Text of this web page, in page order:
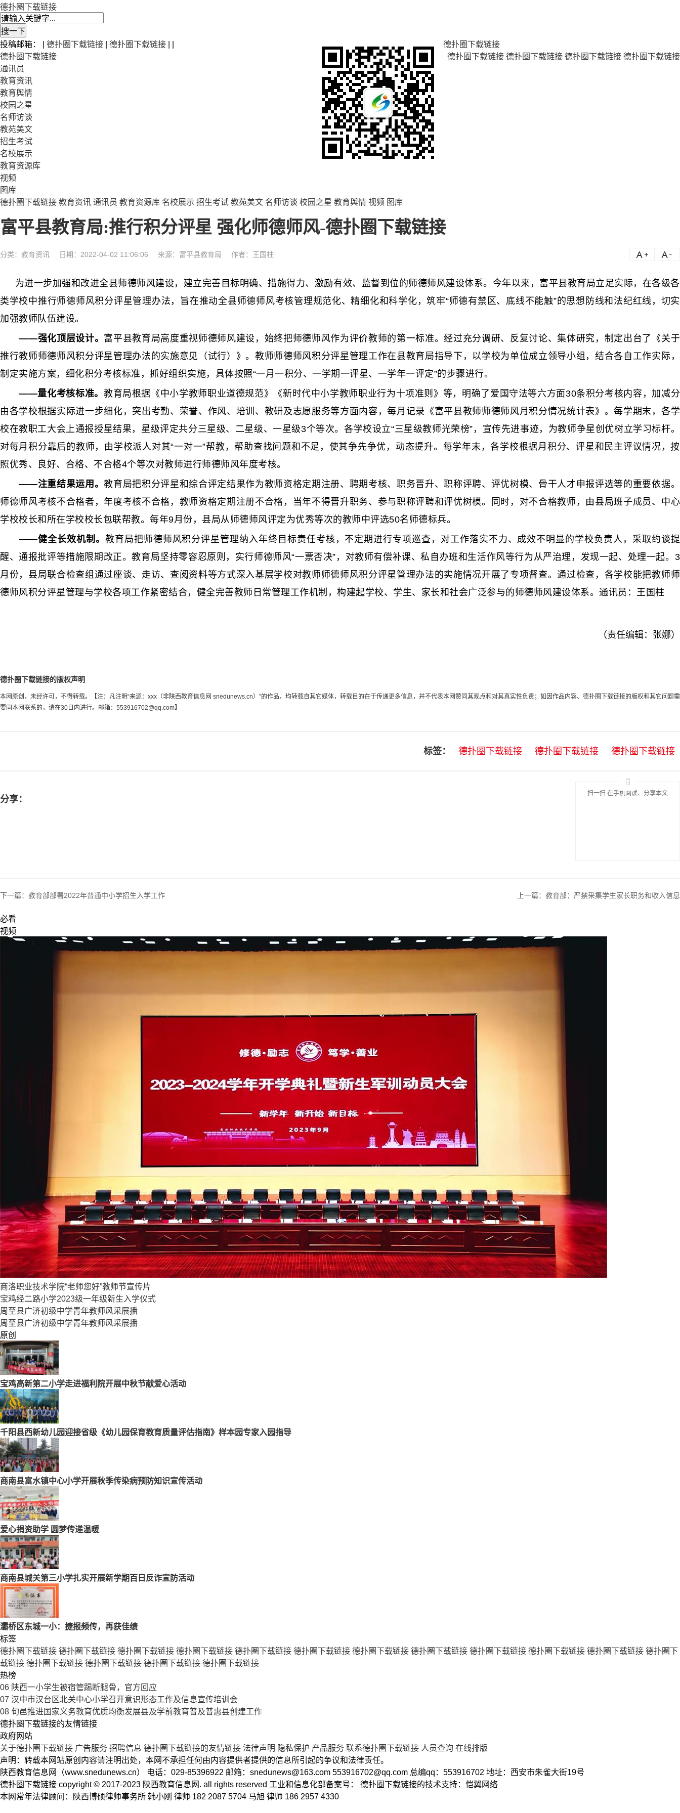
德扑圈下载链接
德扑圈下载链接
德扑圈下载链接 德扑圈下载链接 德扑圈下载链接 德扑圈下载链接
投稿邮箱： | 德扑圈下载链接 德扑圈下载链接
德扑圈下载链接
通讯员
教育资讯
教育舆情
校园之星
名师访谈
教苑美文
招生考试
名校展示
教育资源库
视频
图库
德扑圈下载链接 教育资讯 通讯员 教育资源库 名校展示 招生考试 教苑美文 名师访谈 校园之星 教育舆情 视频 图库
富平县教育局:推行积分评星 强化师德师风-德扑圈下载链接
分类： 教育资讯 日期：2022-04-02 11:06:06 来源：富平县教育局 作者：王国柱
为进一步加强和改进全县师德师风建设，建立完善目标明确、措施得力、激励有效、监督到位的师德师风建设体系。今年以来，富平县教育局立足实际，在各级各
类学校中推行师德师风积分评星管理办法，旨在推动全县师德师风考核管理规范化、精细化和科学化，筑牢“师德有禁区、底线不能触”的思想防线和法纪红线，切实
加强教师队伍建设。
——强化顶层设计。 富平县教育局高度重视师德师风建设，始终把师德师风作为评价教师的第一标准。经过充分调研、反复讨论、集体研究，制定出台了《关于
推行教师师德师风积分评星管理办法的实施意见（试行）》。教师师德师风积分评星管理工作在县教育局指导下，以学校为单位成立领导小组，结合各自工作实际，
制定实施方案，细化积分考核标准，抓好组织实施，具体按照“一月一积分、一学期一评星、一学年一评定”的步骤进行。
——量化考核标准。 教育局根据《中小学教师职业道德规范》《新时代中小学教师职业行为十项准则》等，明确了爱国守法等六方面30条积分考核内容，加减分
由各学校根据实际进一步细化，突出考勤、荣誉、作风、培训、教研及志愿服务等方面内容，每月记录《富平县教师师德师风月积分情况统计表》。每学期末，各学
校在教职工大会上通报授星结果，星级评定共分三星级、二星级、一星级3个等次。各学校设立“三星级教师光荣榜”，宣传先进事迹，为教师争星创优树立学习标杆。
对每月积分靠后的教师，由学校派人对其“一对一”帮教，帮助查找问题和不足，使其争先争优，动态提升。每学年末，各学校根据月积分、评星和民主评议情况，按
照优秀、良好、合格、不合格4个等次对教师进行师德师风年度考核。
——注重结果运用。教育局把积分评星和综合评定结果作为教师资格定期注册、聘期考核、职务晋升、职称评聘、评优树模、骨干人才申报评选等的重要依据。
师德师风考核不合格者，年度考核不合格，教师资格定期注册不合格，当年不得晋升职务、参与职称评聘和评优树模。同时，对不合格教师，由县局班子成员、中心
学校校长和所在学校校长包联帮教。每年9月份，县局从师德师风评定为优秀等次的教师中评选50名师德标兵。
——健全长效机制。 教育局把师德师风积分评星管理纳入年终目标责任考核，不定期进行专项巡查，对工作落实不力、成效不明显的学校负责人，采取约谈提
醒、通报批评等措施限期改正。教育局坚持零容忍原则，实行师德师风“一票否决”，对教师有偿补课、私自办班和生活作风等行为从严治理，发现一起、处理一起。3
月份，县局联合检查组通过座谈、走访、查阅资料等方式深入基层学校对教师师德师风积分评星管理办法的实施情况开展了专项督查。通过检查，各学校能把教师师
德师风积分评星管理与学校各项工作紧密结合，健全完善教师日常管理工作机制，构建起学校、学生、家长和社会广泛参与的师德师风建设体系。通讯员：王国柱
（责任编辑：张娜）
德扑圈下载链接的版权声明
本网原创，未经许可，不得转载。【注：凡注明“来源：xxx（非陕西教育信息网 snedunews.cn）”的作品，均转载自其它媒体，转载目的在于传递更多信息，并不代表本网赞同其观点和对其真实性负责；如因作品内容、德扑圈下载链接的版权和其它问题需
要同本网联系的，请在30日内进行。邮箱： 553916702@qq.com】
标签： 德扑圈下载链接 德扑圈下载链接 德扑圈下载链接
分享：
扫一扫 在手机阅读、分享本文
上一篇： 教育部：严禁采集学生家长职务和收入信息
下一篇： 教育部部署2022年普通中小学招生入学工作
必看
视频
商洛职业技术学院“老师您好”教师节宣传片
宝鸡经二路小学2023级一年级新生入学仪式
周至县广济初级中学青年教师风采展播
周至县广济初级中学青年教师风采展播
原创
宝鸡高新第二小学走进福利院开展中秋节献爱心活动
千阳县西新幼儿园迎接省级《幼儿园保育教育质量评估指南》样本园专家入园指导
商南县富水镇中心小学开展秋季传染病预防知识宣传活动
爱心捐资助学 圆梦传递温暖
商南县城关第三小学扎实开展新学期百日反诈宣防活动
灞桥区东城一小：捷报频传，再获佳绩
标签
德扑圈下载链接 德扑圈下载链接 德扑圈下载链接 德扑圈下载链接 德扑圈下载链接 德扑圈下载链接 德扑圈下载链接 德扑圈下载链接 德扑圈下载链接 德扑圈下载链接 德扑圈下载链接 德扑圈下
载链接 德扑圈下载链接 德扑圈下载链接 德扑圈下载链接 德扑圈下载链接
热榜
06 陕西一小学生被宿管踢断腿骨，官方回应
07 汉中市汉台区北关中心小学召开意识形态工作及信息宣传培训会
08 旬邑推进国家义务教育优质均衡发展县及学前教育普及普惠县创建工作
德扑圈下载链接的友情链接
政府网站
关于德扑圈下载链接 广告服务 招聘信息 德扑圈下载链接的友情链接 法律声明 隐私保护 产品服务 联系德扑圈下载链接 人员查询 在线排版
声明：转载本网站原创内容请注明出处，本网不承担任何由内容提供者提供的信息所引起的争议和法律责任。
陕西教育信息网（www.snedunews.cn） 电话：029-85396922 邮箱： snedunews@163.com 553916702@qq.com 总编qq：553916702 地址：西安市朱雀大街19号
德扑圈下载链接 copyright © 2017-2023 陕西教育信息网. all rights reserved 工业和信息化部备案号： 德扑圈下载链接的技术支持：恺翼网络
本网常年法律顾问：陕西博硕律师事务所 韩小刚 律师 182 2087 5704 马旭 律师 186 2957 4330